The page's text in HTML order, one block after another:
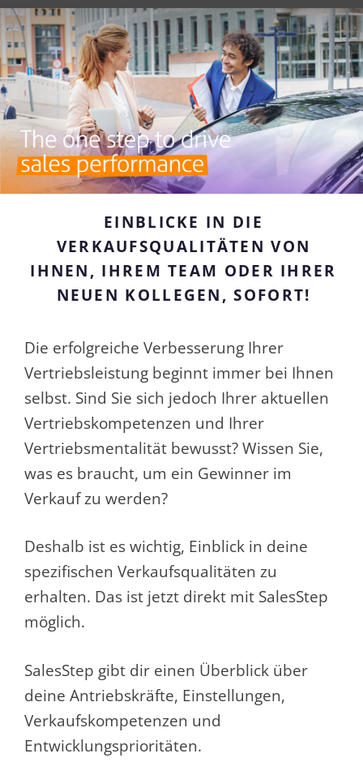
EINBLICKE IN DIE
VERKAUFSQUALITÄTEN VON
IHNEN, IHREM TEAM ODER IHRER
NEUEN KOLLEGEN, SOFORT!
Die erfolgreiche Verbesserung Ihrer
Vertriebsleistung beginnt immer bei Ihnen
selbst. Sind Sie sich jedoch Ihrer aktuellen
Vertriebskompetenzen und Ihrer
Vertriebsmentalität bewusst? Wissen Sie,
was es braucht, um ein Gewinner im
Verkauf zu werden?
Deshalb ist es wichtig, Einblick in deine
spezifischen Verkaufsqualitäten zu
erhalten. Das ist jetzt direkt mit SalesStep
möglich.
SalesStep gibt dir einen Überblick über
deine Antriebskräfte, Einstellungen,
Verkaufskompetenzen und
Entwicklungsprioritäten.